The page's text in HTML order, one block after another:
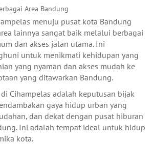
Area Bandung
menuju pusat kota Bandung
lainnya sangat baik melalui berbagai
dan akses jalan utama. Ini
untuk menikmati kehidupan yang
yang nyaman dan akses mudah ke
yang ditawarkan Bandung.
Cihampelas adalah keputusan bijak
gaya hidup urban yang
dan dekat dengan pusat hiburan
Ini adalah tempat ideal untuk hidup
kota.